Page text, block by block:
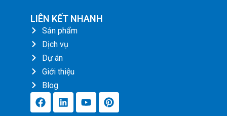
LIÊN KẾT NHANH
Sản phẩm
Dịch vụ
Dự án
Giới thiệu
Blog
F
a
L
i
Y
o
P
i